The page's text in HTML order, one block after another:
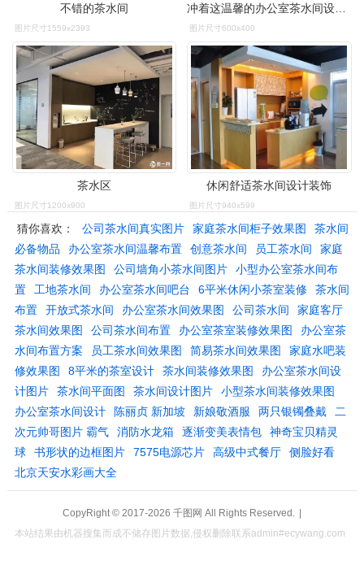
不错的茶水间
图片尺寸1559x2393 图片尺寸600x400
茶水区
图片尺寸1200x900
休闲舒适茶水间设计装饰
图片尺寸940x599
猜你喜欢： 公司茶水间真实图片 家庭茶水间柜子效果图
茶水间
必备物品
办公室茶水间温馨布置 创意茶水间 员工茶水间
家庭
茶水间装修效果图
公司墙角小茶水间图片
小型办公室茶水间布
置
工地茶水间 办公室茶水间吧台 6平米休闲小茶室装修
茶水间
布置
开放式茶水间 办公室茶水间效果图 公司茶水间
家庭客厅
茶水间效果图
公司茶水间布置 办公室茶室装修效果图
办公室茶
水间布置方案
员工茶水间效果图 简易茶水间效果图
家庭水吧装
修效果图
8平米的茶室设计 茶水间装修效果图
办公室茶水间设
计图片
茶水间平面图 茶水间设计图片
小型茶水间装修效果图
办公室茶水间设计
陈丽贞 新加坡 新娘敬酒服 两只银镯叠戴
二
次元帅哥图片 霸气
消防水龙箱 逐渐变美表情包
神奇宝贝精灵
球
书形状的边框图片 7575电源芯片 高级中式餐厅
侧脸好看
北京天安水彩画大全
CopyRight © 2017-2026 千图网 All Rights Reserved.
|
本站结果由机器搜集而成不储存图片数据,侵权删除联系admin#ecywang.com